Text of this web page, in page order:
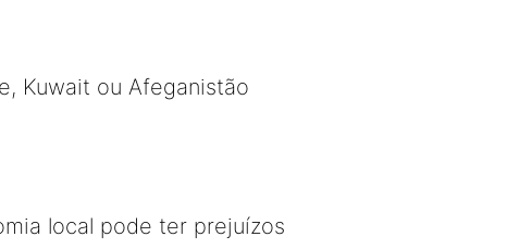
Kuwait ou Afeganistão
local pode ter prejuízos